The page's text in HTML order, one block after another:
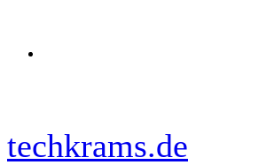
techkrams.de